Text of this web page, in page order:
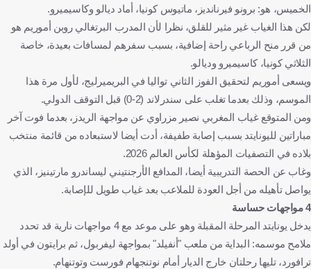
الخميس، هو: برونو فيرنانديز، ماتيوس كونيا، أماد ديالو وكاسيميرو.
لكن هذا الغياب غير مثير للقلق، نظرا لأن المدرب البرتغالي روبن أموريم هو
من قرر منح الرباعي راحة إضافية، بسبب سفرهم لمسافات بعيدة، خاصة
الثلاثي كونيا، كاسيميرو وديالو.
ويسعى أموريم لتحقيق الفوز الثاني تواليا في البريميرليج، لأول مرة هذا
الموسم، وذلك بعدما تغلب على سندرلاند (2-0) قبل التوقف الدولي.
ومن المتوقع غياب المغربي نصير مزراوي عن مواجهة الريدز، بعدما فوت آخر
مباراتين لليونايتد بسبب إصابة طفيفة، أدت أيضا لاستبعاده من قائمة منتخب
بلاده في التصفيات المؤهلة لكأس العالم 2026.
وغاب عن الحصة التدريبية أيضا، المدافع الأرجنتيني ليساندرو مارتينيز، الذي
يواصل تأهيله من أجل العودة للملاعب بعد غياب طويل للإصابة.
4 مواجهات حساسة
يدخل يونايتد المرحلة المقبلة وهو على موعد مع 4 مواجهات نارية قد تحدد
ملامح موسمه: البداية من ملعب "أنفيلد" بمواجهة ليفربول، ثم برايتون في أولد
ترافورد، تليها رحلتان خارج الديار أمام نوتنجهام فورست وتوتنهام.